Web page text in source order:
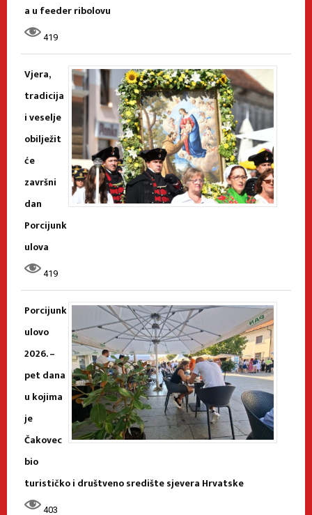
a u feeder ribolovu
419
Vjera,
tradicija
i veselje
obilježit
će
završni
dan
Porcijunk
ulova
419
Porcijunk
ulovo
2026. –
pet dana
u kojima
je
Čakovec
bio
turističko i društveno središte sjevera Hrvatske
403